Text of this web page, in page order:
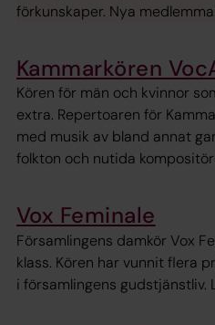
förkunskaper. Nya
Kammarkören
Kören för män och kvinnor
extra. Repertoaren för
med musik av bland annat
folkton och nutida
Vox Feminale
Församlingens damkör Vox
klass. Kören har vunnit flera
i församlingens gudstjänstliv.